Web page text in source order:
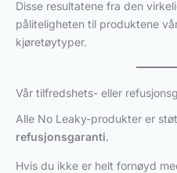
Disse resultatene fra den
påliteligheten til produktene
kjøretøytyper.
Vår tilfredshets- eller
Alle No Leaky-produkter er
refusjonsgaranti.
Hvis du ikke er helt fornøyd